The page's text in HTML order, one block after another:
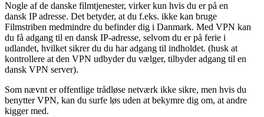
Nogle af de danske filmtjenester, virker kun hvis du er på en
dansk IP adresse. Det betyder, at du f.eks. ikke kan bruge
Filmstriben medmindre du befinder dig i Danmark. Med VPN kan
du få adgang til en dansk IP-adresse, selvom du er på ferie i
udlandet, hvilket sikrer du du har adgang til indholdet. (husk at
kontrollere at den VPN udbyder du vælger, tilbyder adgang til en
dansk VPN server).
Som nævnt er offentlige trådløse netværk ikke sikre, men hvis du
benytter VPN, kan du surfe løs uden at bekymre dig om, at andre
kigger med.